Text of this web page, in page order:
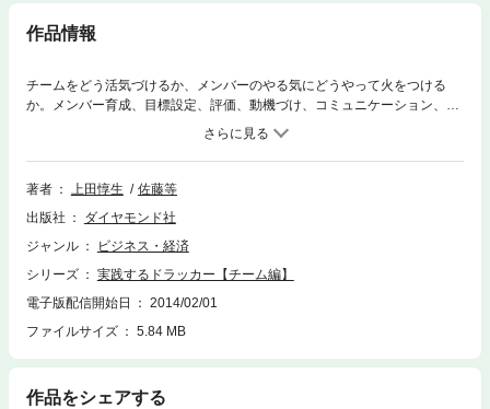
作品情報
チームをどう活気づけるか、メンバーのやる気にどうやって火をつける
か。メンバー育成、目標設定、評価、動機づけ、コミュニケーション、会
議運営－－ドラッカー教授のチームマネジメントの極意を１冊に凝縮！
職場、学校、地域、スポーツ、趣味の活動、ボランティア・・・チームを
あずかるすべてのマネジャー必見！
著者
上田惇生
佐藤等
出版社
ダイヤモンド社
ジャンル
ビジネス・経済
シリーズ
実践するドラッカー【チーム編】
電子版配信開始日
2014/02/01
ファイルサイズ
5.84 MB
作品をシェアする